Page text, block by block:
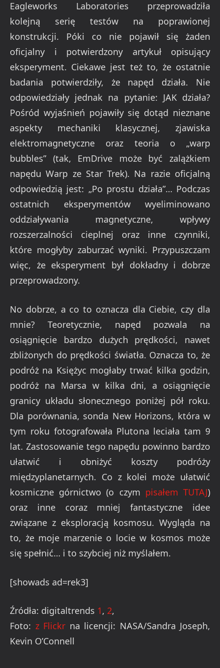
Eagleworks Laboratories przeprowadziła
kolejną serię testów na poprawionej
konstrukcji. Póki co nie pojawił się żaden
oficjalny i potwierdzony artykuł opisujący
eksperyment. Ciekawe jest też to, że ostatnie
badania potwierdziły, że napęd działa. Nie
odpowiedziały jednak na pytanie: JAK działa?
Pośród wyjaśnień pojawiły się dotąd nieznane
aspekty mechaniki klasycznej, zjawiska
elektromagnetyczne oraz teoria o „warp
bubbles” (tak, EmDrive może być zalążkiem
napędu Warp ze Star Trek). Na razie oficjalną
odpowiedzią jest: „Po prostu działa”… Podczas
ostatnich eksperymentów wyeliminowano
oddziaływania magnetyczne, wpływy
rozszerzalności cieplnej oraz inne czynniki,
które mogłyby zaburzać wyniki. Przypuszczam
więc, że eksperyment był dokładny i dobrze
przeprowadzony.
No dobrze, a co to oznacza dla Ciebie, czy dla
mnie? Teoretycznie, napęd pozwala na
osiągnięcie bardzo dużych prędkości, nawet
zbliżonych do prędkości światła. Oznacza to, że
podróż na Księżyc mogłaby trwać kilka godzin,
podróż na Marsa w kilka dni, a osiągnięcie
granicy układu słonecznego poniżej pół roku.
Dla porównania, sonda New Horizons, która w
tym roku fotografowała Plutona leciała tam 9
lat. Zastosowanie tego napędu powinno bardzo
ułatwić i obniżyć koszty podróży
międzyplanetarnych. Co z kolei może ułatwić
kosmiczne górnictwo (o czym pisałem TUTAJ)
oraz inne coraz mniej fantastyczne idee
związane z eksploracją kosmosu. Wygląda na
to, że moje marzenie o locie w kosmos może
się spełnić… i to szybciej niż myślałem.
[showads ad=rek3]
Źródła: digitaltrends 1, 2,
Foto: z Flickr na licencji: NASA/Sandra Joseph,
Kevin O’Connell